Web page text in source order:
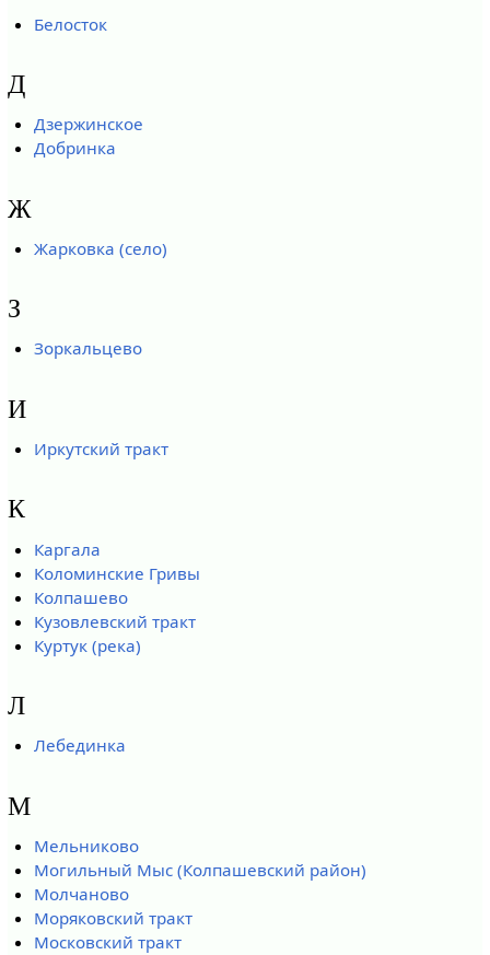
Белосток
Д
Дзержинское
Добринка
Ж
Жарковка (село)
З
Зоркальцево
И
Иркутский тракт
К
Каргала
Коломинские Гривы
Колпашево
Кузовлевский тракт
Куртук (река)
Л
Лебединка
М
Мельниково
Могильный Мыс (Колпашевский район)
Молчаново
Моряковский тракт
Московский тракт